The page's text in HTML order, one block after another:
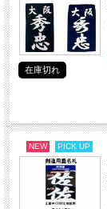
在庫切れ
NEW PICK UP